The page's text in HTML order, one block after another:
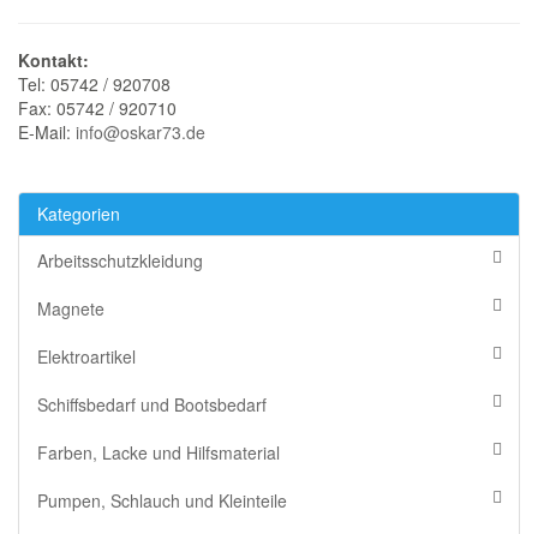
Kontakt:
Tel: 05742 / 920708
Fax: 05742 / 920710
E-Mail: info@oskar73.de
Kategorien
Arbeitsschutzkleidung
Magnete
Elektroartikel
Schiffsbedarf und Bootsbedarf
Farben, Lacke und Hilfsmaterial
Pumpen, Schlauch und Kleinteile